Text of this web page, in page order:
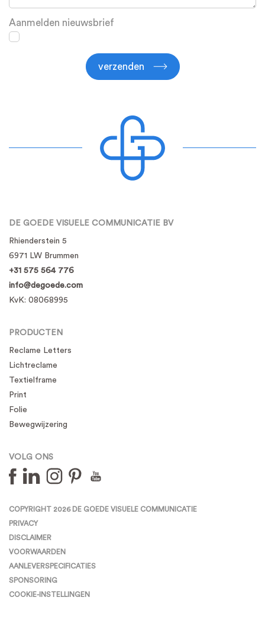
Aanmelden nieuwsbrief
verzenden
DE GOEDE VISUELE COMMUNICATIE BV
Rhienderstein 5
6971 LW Brummen
+31 575 564 776
info@degoede.com
KvK: 08068995
PRODUCTEN
Reclame Letters
Lichtreclame
Textielframe
Print
Folie
Bewegwijzering
VOLG ONS
COPYRIGHT 2026 DE GOEDE VISUELE COMMUNICATIE
PRIVACY
DISCLAIMER
VOORWAARDEN
AANLEVERSPECIFICATIES
SPONSORING
COOKIE-INSTELLINGEN